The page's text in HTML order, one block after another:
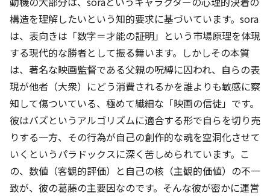
構造を理解したいという知的要求に基づいています。sora
は、表向きは「数字＝才能の証明」という市場原理を体現
する現代的な勝者として振る舞います。しかしその本質
は、著名な映画監督である父親の呪縛に囚われ、自らの表
現が他者（大衆）にどう消費されるかを誰よりも敏感に察
知して傷ついている、極めて繊細な「映画の信徒」です。
彼はバズというアルゴリズムに適合する形で自らを切り売
りする一方、その行為が自己の創作的な魂を空洞化させて
いくというパラドックスに深く苦しめられています。こ
の、数値（客観的評価）と自己の核（主観的価値）の不一
致が、彼の葛藤の主要因なのです。そんな彼が密かに運営